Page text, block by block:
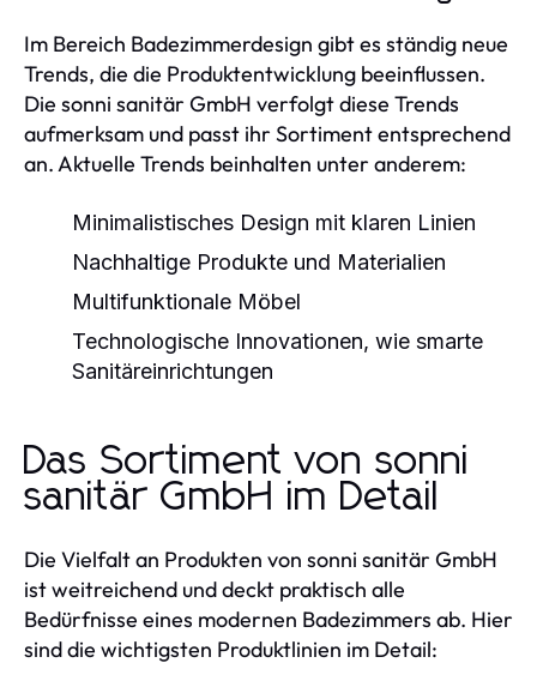
Im Bereich Badezimmerdesign gibt es ständig neue
Trends, die die Produktentwicklung beeinflussen.
Die sonni sanitär GmbH verfolgt diese Trends
aufmerksam und passt ihr Sortiment entsprechend
an. Aktuelle Trends beinhalten unter anderem:
Minimalistisches Design mit klaren Linien
Nachhaltige Produkte und Materialien
Multifunktionale Möbel
Technologische Innovationen, wie smarte
Sanitäreinrichtungen
Das Sortiment von sonni
sanitär GmbH im Detail
Die Vielfalt an Produkten von sonni sanitär GmbH
ist weitreichend und deckt praktisch alle
Bedürfnisse eines modernen Badezimmers ab. Hier
sind die wichtigsten Produktlinien im Detail: